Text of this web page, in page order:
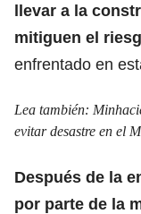
llevar a la
mitiguen el
enfrentado en
Lea también:
evitar desastre en el
Después de la
por parte de la